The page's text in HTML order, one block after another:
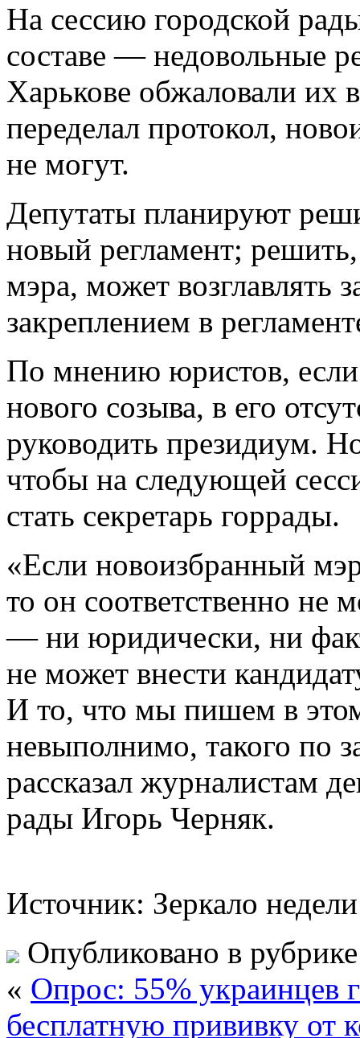
На сессию городской
составе — недовольные
Харькове обжаловали их
переделал протокол,
не могут.
Депутаты планируют
новый регламент;
мэра, может возглавлять
закреплением в
По мнению юристов, если
нового созыва, в его
руководить президиум.
чтобы на следующей
стать секретарь горрады.
«Если новоизбранный
то он соответственно не
— ни юридически, ни
не может внести
И то, что мы пишем в
невыполнимо, такого по
рассказал журналистам
рады Игорь Черняк.
Источник: Зеркало недели
Опубликовано в
« Опрос: 55% украинцев
бесплатную прививку от